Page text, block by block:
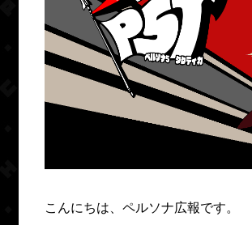
こんにちは、ペルソナ広報です。